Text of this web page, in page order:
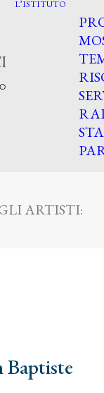
L’ISTITUTO
ARTISTI:
Baptiste